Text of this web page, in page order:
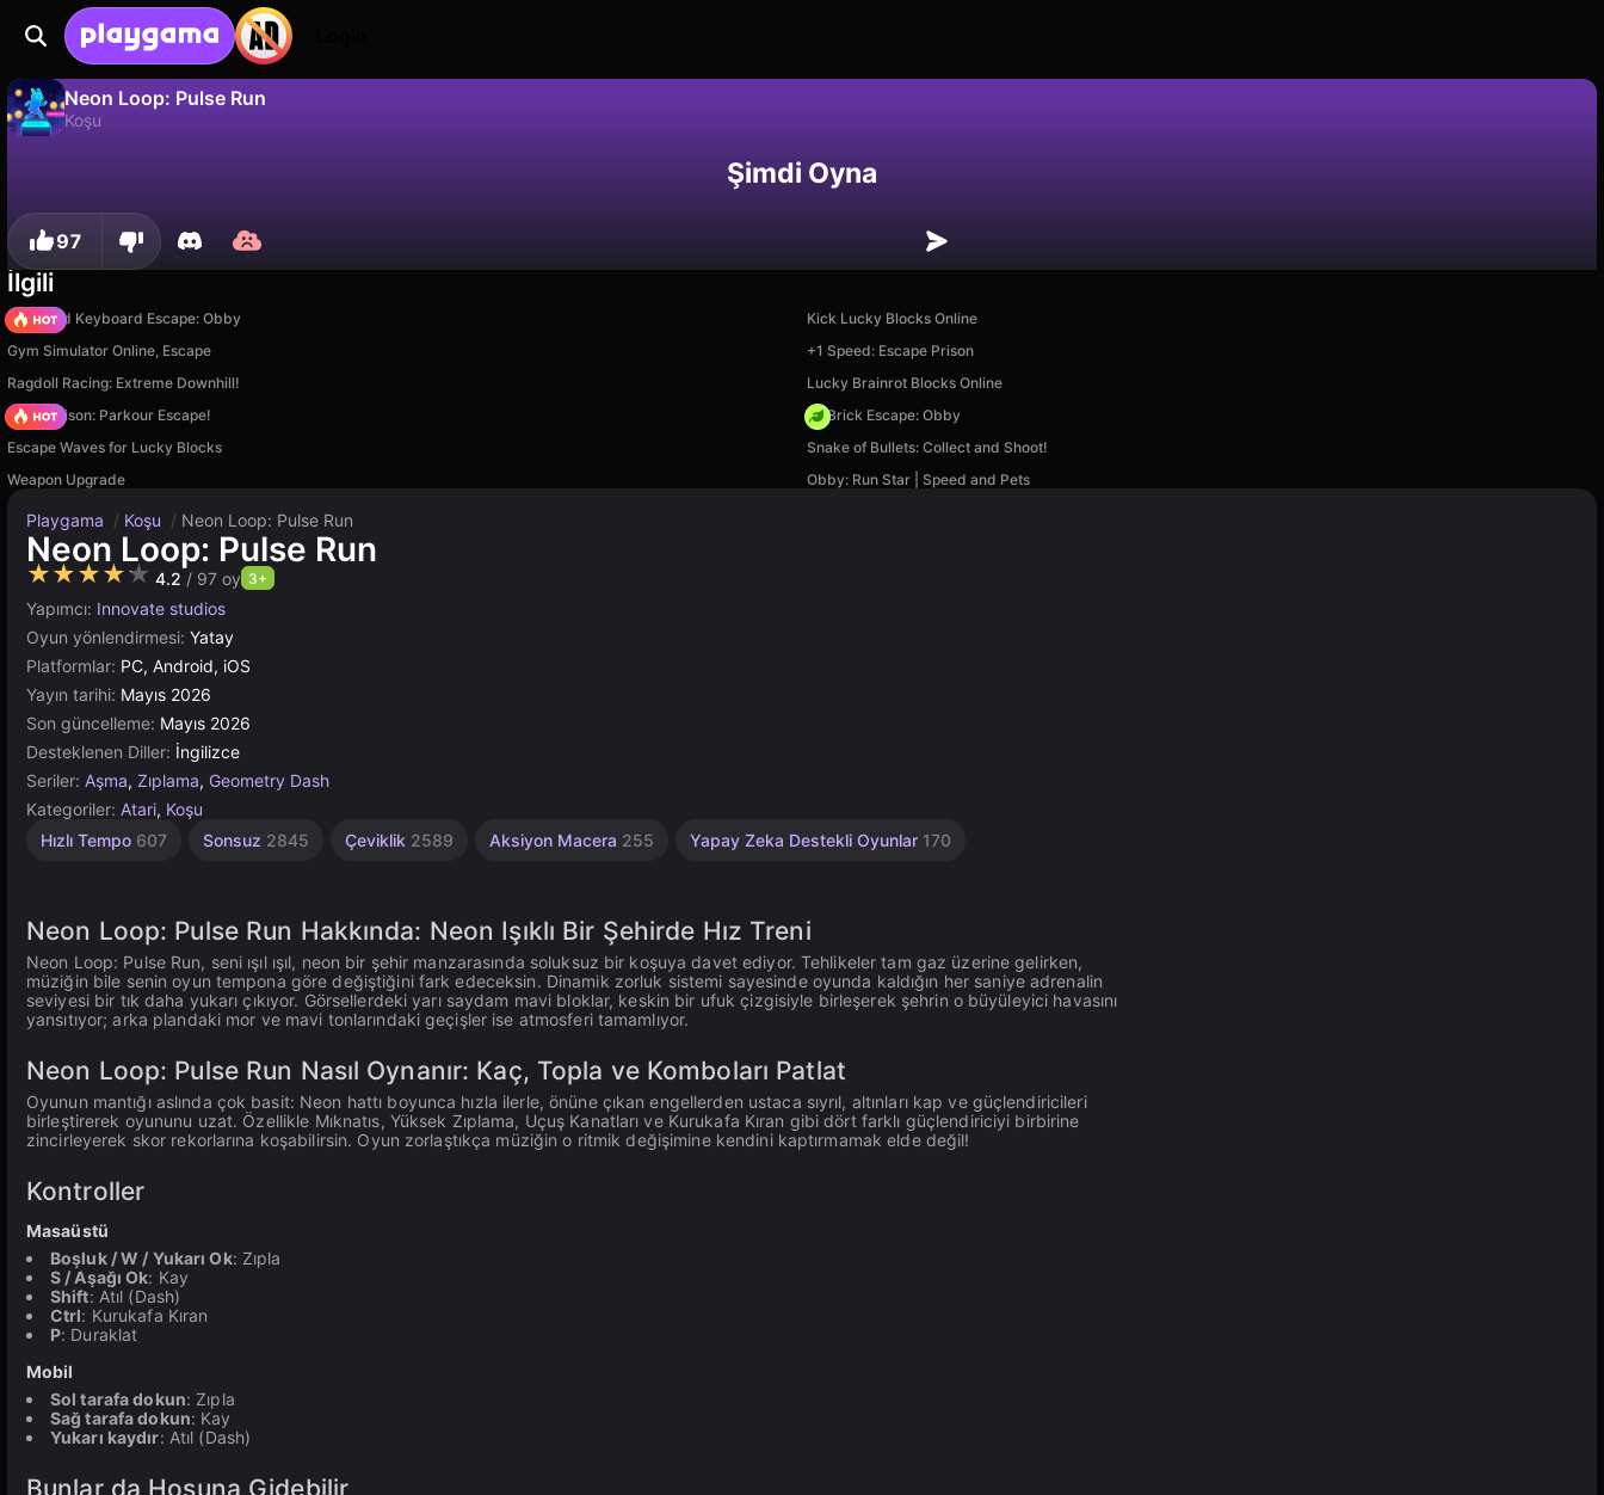
Neon Loop: Pulse Run
Koşu
Şimdi Oyna
97
İlgili
+1 Speed Keyboard Escape: Obby
Kick Lucky Blocks Online
Gym Simulator Online, Escape
+1 Speed: Escape Prison
Ragdoll Racing: Extreme Downhill!
Lucky Brainrot Blocks Online
Barry Prison: Parkour Escape!
+1 Brick Escape: Obby
Escape Waves for Lucky Blocks
Snake of Bullets: Collect and Shoot!
Weapon Upgrade
Obby: Run Star | Speed and Pets
Playgama / Koşu / Neon Loop: Pulse Run
Neon Loop: Pulse Run
★★★★★ 4.2 / 97 oy 3+
Yapımcı: Innovate studios
Oyun yönlendirmesi: Yatay
Platformlar: PC, Android, iOS
Yayın tarihi: Mayıs 2026
Son güncelleme: Mayıs 2026
Desteklenen Diller: İngilizce
Seriler: Aşma, Zıplama, Geometry Dash
Kategoriler: Atari, Koşu
Hızlı Tempo 607 Sonsuz 2845 Çeviklik 2589 Aksiyon Macera 255 Yapay Zeka Destekli Oyunlar 170
Neon Loop: Pulse Run Hakkında: Neon Işıklı Bir Şehirde Hız Treni
Neon Loop: Pulse Run, seni ışıl ışıl, neon bir şehir manzarasında soluksuz bir koşuya davet ediyor. Tehlikeler tam gaz üzerine gelirken,
müziğin bile senin oyun tempona göre değiştiğini fark edeceksin. Dinamik zorluk sistemi sayesinde oyunda kaldığın her saniye adrenalin
seviyesi bir tık daha yukarı çıkıyor. Görsellerdeki yarı saydam mavi bloklar, keskin bir ufuk çizgisiyle birleşerek şehrin o büyüleyici havasını
yansıtıyor; arka plandaki mor ve mavi tonlarındaki geçişler ise atmosferi tamamlıyor.
Neon Loop: Pulse Run Nasıl Oynanır: Kaç, Topla ve Komboları Patlat
Oyunun mantığı aslında çok basit: Neon hattı boyunca hızla ilerle, önüne çıkan engellerden ustaca sıyrıl, altınları kap ve güçlendiricileri
birleştirerek oyununu uzat. Özellikle Mıknatıs, Yüksek Zıplama, Uçuş Kanatları ve Kurukafa Kıran gibi dört farklı güçlendiriciyi birbirine
zincirleyerek skor rekorlarına koşabilirsin. Oyun zorlaştıkça müziğin o ritmik değişimine kendini kaptırmamak elde değil!
Kontroller
Masaüstü
Boşluk / W / Yukarı Ok: Zıpla
S / Aşağı Ok: Kay
Shift: Atıl (Dash)
Ctrl: Kurukafa Kıran
P: Duraklat
Mobil
Sol tarafa dokun: Zıpla
Sağ tarafa dokun: Kay
Yukarı kaydır: Atıl (Dash)
Bunlar da Hoşuna Gidebilir